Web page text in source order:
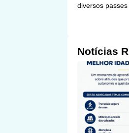
diversos passes
Notícias